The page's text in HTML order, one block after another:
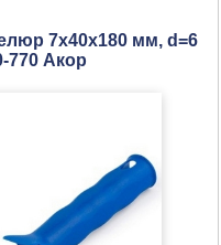
7х40х180 мм, d=6
770 Акор